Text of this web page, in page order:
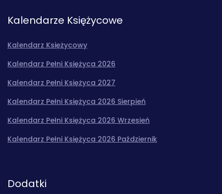
Kalendarze Księżycowe
Kalendarz Księżycowy
Kalendarz Pełni Księżyca 2026
Kalendarz Pełni Księżyca 2027
Kalendarz Pełni Księżyca 2026 Sierpień
Kalendarz Pełni Księżyca 2026 Wrzesień
Kalendarz Pełni Księżyca 2026 Październik
Dodatki